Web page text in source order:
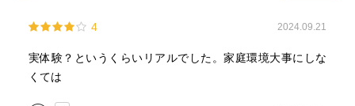
4 2024.09.21
実体験？というくらいリアルでした。家庭環境大事にしな
くては